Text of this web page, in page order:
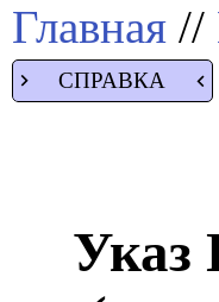
Главная //
СПРАВКА
Указ